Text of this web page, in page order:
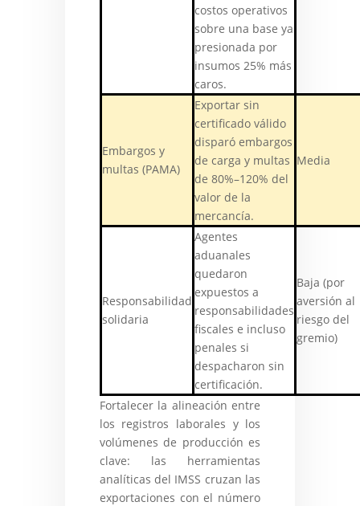
costos operativos
sobre una base ya
presionada por
insumos 25% más
caros.
Embargos y
multas (PAMA)
Exportar sin
certificado válido
disparó embargos
de carga y multas
de 80%–120% del
valor de la
mercancía.
Media
Responsabilidad
solidaria
Agentes
aduanales
quedaron
expuestos a
responsabilidades
fiscales e incluso
penales si
despacharon sin
certificación.
Baja (por
aversión al
riesgo del
gremio)
Fortalecer la alineación entre
los registros laborales y los
volúmenes de producción es
clave: las herramientas
analíticas del IMSS cruzan las
exportaciones con el número